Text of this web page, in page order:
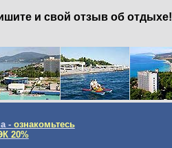
и свой отзыв об отдыхе!
- ознакомьтесь
20%